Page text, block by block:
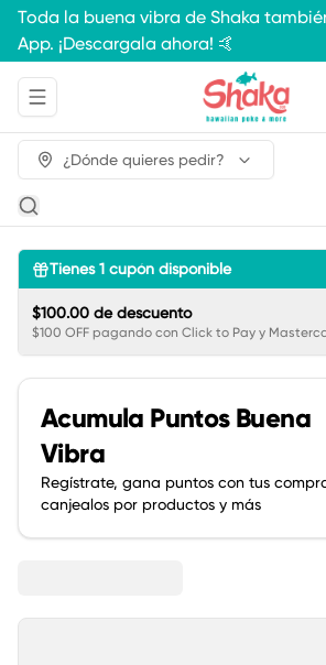
Toda la buena vibra de Shaka
App. ¡Descargala ahora! 🤙
Abrir menu de navegación
¿Dónde quieres pedir?
Tienes1 cupón disponible
$100.00 de descuento
$100 OFF pagando con Click to Pay y
Acumula Puntos Buena
Vibra
Regístrate, gana puntos con tus
canjealos por productos y más